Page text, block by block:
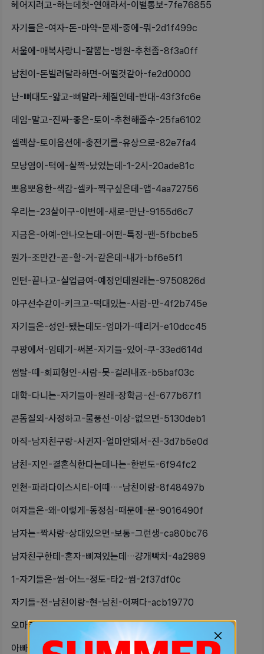
헤어지려고-하는데첫-연애라서-이별통보-7fe76855
자기들은-여자-돈-마약-문제-중에-뭐-2d1f499c
서울에-매복사랑니-잘뽑는-병원-추천좀-8f3a0ff
남친이-돈빌려달라하면-어떨것같아-fe2d0000
난-뼈대도-얇고-뼈말라-체질인데-반대-43f3fc6e
데임-말고-진짜-좋은-토이-추천해줄수-25fa6102
셀렉샵-토이옵션에-충전기를-유상으로-82e7fa4
모낭염이-턱에-살짝-났었는데-1-2시-20ade81c
뽀용뽀용한-색감-셀카-찍구싶은데-앱-4aa72756
우리는-23살이구-이번에-새로-만난-9155d6c7
지금은-아예-안나오는데-어떤-특정-팬-5fbcbe5
뭔가-조만간-곧-할-거-같은데-내가-bf6e5f1
인턴-끝나고-실업급여-예정인데원래는-9750826d
야구선수같이-키크고-떡대있는-사람-만-4f2b745e
자기들은-성인-됐는데도-엄마가-때리거-e10dcc45
쿠팡에서-임테기-써본-자기들-있어-쿠-33ed614d
썸탈-때-회피형인-사람-못-걸러내죠-b5baf03c
대학-다니는-자기들아-원래-장학금-신-677b67f1
콘돔질외-사정하고-물풍선-이상-없으면-5130deb1
아직-남자친구랑-사귄지-얼마안돼서-진-3d7b5e0d
남친-지인-결혼식한다는데나는-한번도-6f94fc2
인천-파라다이스시티-어때…-남친이랑-8f48497b
여자들은-왜-이렇게-동정심-때문에-문-9016490f
남자는-짝사랑-상대있으면-보통-그런생-ca80bc76
남자친구한테-혼자-삐져있는데…걍개빡치-4a2989
1-자기들은-썸-어느-정도-타2-썸-2f37df0c
자기들-전-남친이랑-현-남친-어쩌다-acb19770
오마카세남자친구-생일에-오마카세-데려-b4599737
아빠랑-안-살고-엄마랑-살거나-아빠-60ead1d5